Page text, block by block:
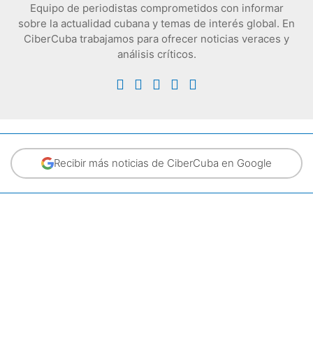
Equipo de periodistas comprometidos con informar
sobre la actualidad cubana y temas de interés global. En
CiberCuba trabajamos para ofrecer noticias veraces y
análisis críticos.
Recibir más noticias de CiberCuba en Google